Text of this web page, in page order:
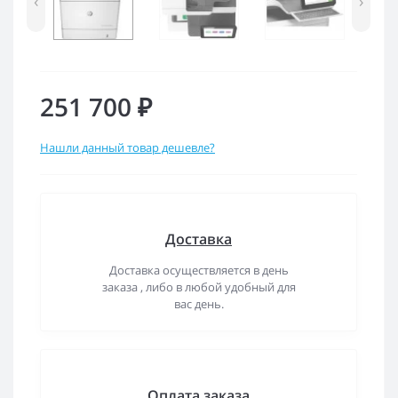
251 700 ₽
Нашли данный товар дешевле?
Доставка
Доставка осуществляется в день
заказа , либо в любой удобный для
вас день.